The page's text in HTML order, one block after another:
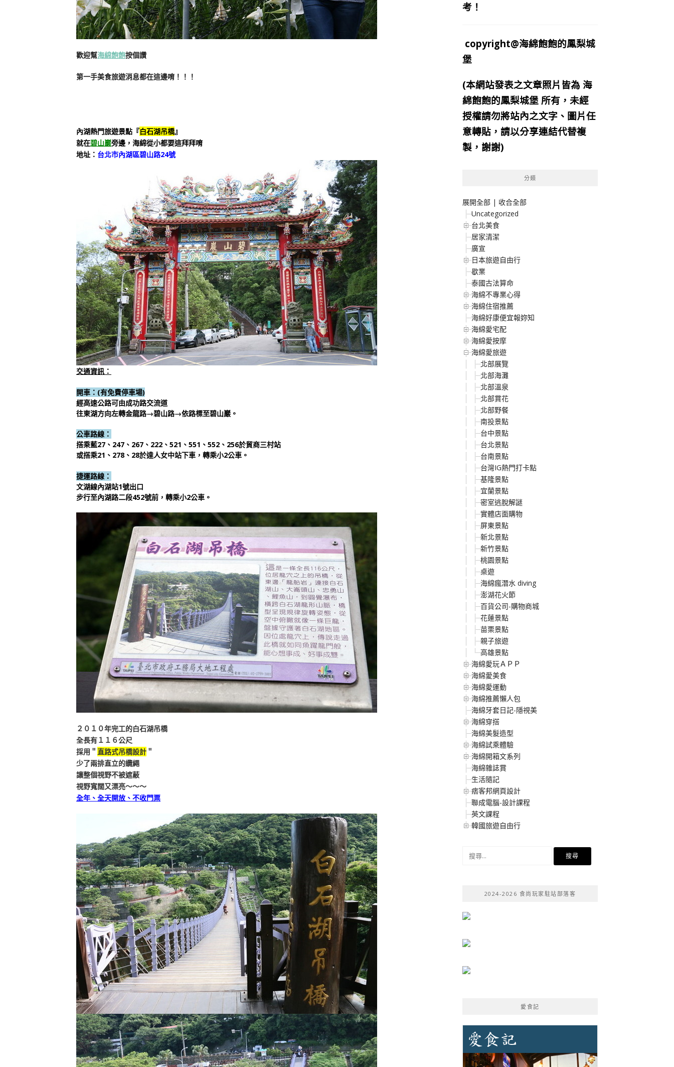
歡迎幫海綿飽飽按個讚
第一手美食旅遊消息都在這邊唷！！！
內湖熱門旅遊景點『白石湖吊橋』
就在碧山巖旁邊，海綿從小都要這拜拜唷
地址： 台北市內湖區碧山路24號
交通資訊：
開車： (有免費停車場)
經高速公路可由成功路交流道
往東湖方向左轉金龍路→碧山路→依路標至碧山巖。
公車路線：
搭乘藍27、247、267、222、521、551、552、256於貿商三村站
或搭乘21、278、28於達人女中站下車，轉乘小2公車。
捷運路線：
文湖線內湖站1號出口
步行至內湖路二段452號前，轉乘小2公車。
２０１０年完工的白石湖吊橋
全長有１１６公尺
採用＂ 直路式吊橋設計 ＂
少了兩排直立的纜繩
讓整個視野不被遮蔽
視野寬闊又漂亮～～～
全年、全天開放、不收門票
考！
copyright@海綿飽飽的鳳梨城
堡
(本網站發表之文章照片皆為 海
綿飽飽的鳳梨城堡 所有，未經
授權請勿將站內之文字、圖片任
意轉貼，請以分享連結代替複
製，謝謝)
分類
展開全部 | 收合全部
Uncategorized
台北美食
居家清潔
廣宣
日本旅遊自由行
歇業
泰國古法算命
海綿不專業心得
海綿住宿推薦
海綿好康便宜報妳知
海綿愛宅配
海綿愛按摩
海綿愛旅遊
北部展覽
北部海灘
北部溫泉
北部賞花
北部野餐
南投景點
台中景點
台北景點
台南景點
台灣IG熱門打卡點
基隆景點
宜蘭景點
密室逃脫解謎
實體店面購物
屏東景點
新北景點
新竹景點
桃園景點
桌遊
海綿瘋潛水 diving
澎湖花火節
百貨公司-購物商城
花蓮景點
苗栗景點
親子旅遊
高雄景點
海綿愛玩ＡＰＰ
海綿愛美食
海綿愛運動
海綿推薦懶人包
海綿牙套日記-隱視美
海綿穿搭
海綿美髮造型
海綿試乘體驗
海綿開箱文系列
海綿雜誌賞
生活隨記
痞客邦網頁設計
聯成電腦-設計課程
英文課程
韓國旅遊自由行
2024-2026 食尚玩家駐站部落客
愛食記